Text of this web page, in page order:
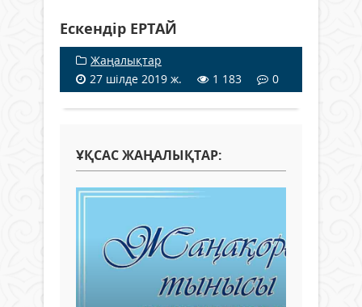
Ескендір ЕРТАЙ
Жаңалықтар
27 шілде 2019 ж.
1 183 0
ҰҚСАС ЖАҢАЛЫҚТАР: